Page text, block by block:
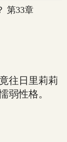
第33章
往日里莉莉
弱性格。